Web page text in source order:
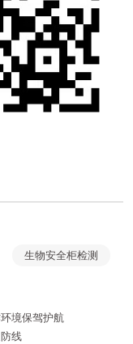
生物安全柜检测
境保驾护航
线